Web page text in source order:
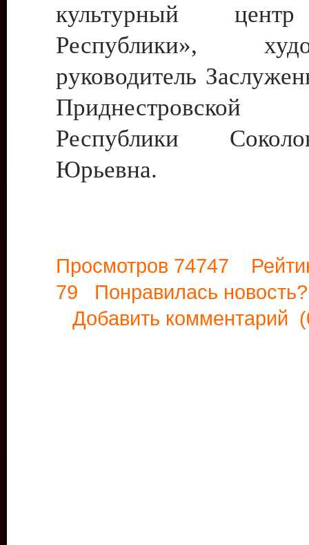
культурный
Республики»,
руководитель
Приднестровской
Республики
Юрьевна.
Просмотров 74747
79 Понравилась
Добавить комментарий